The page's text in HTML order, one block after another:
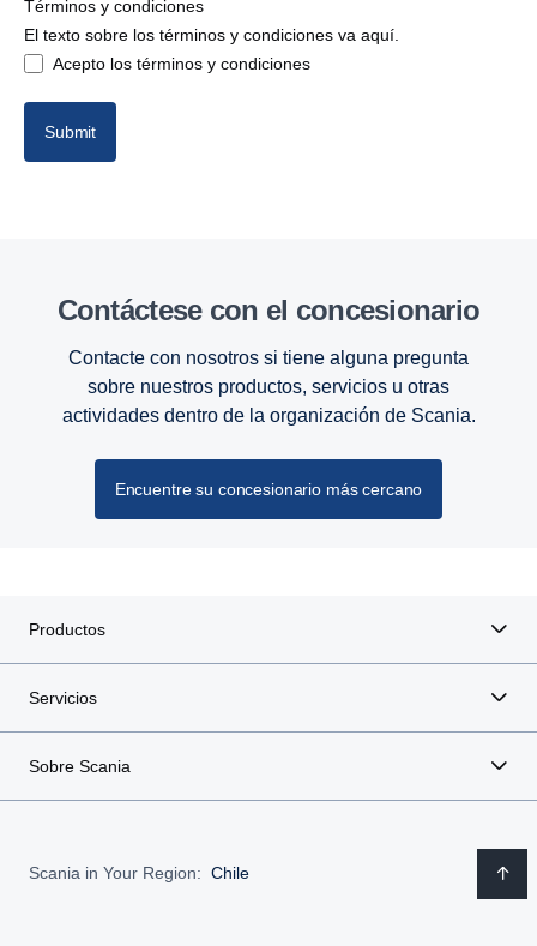
Centro
Términos y condiciones
El texto sobre los términos y condiciones va aquí.
Acepto los términos y condiciones
Submit
Contáctese con el concesionario
Contacte con nosotros si tiene alguna pregunta
sobre nuestros productos, servicios u otras
actividades dentro de la organización de Scania.
Encuentre su concesionario más cercano
Productos
Servicios
Sobre Scania
Scania in Your Region: Chile